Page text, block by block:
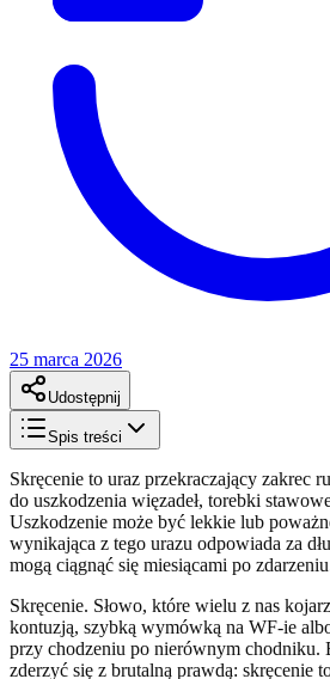
25 marca 2026
Udostępnij
Spis treści
Skręcenie to uraz przekraczający zakreс
do uszkodzenia więzadeł, torebki
Uszkodzenie może być lekkie lub
wynikająca z tego urazu odpowiada za
mogą ciągnąć się miesiącami po
Skręcenie. Słowo, które wielu z nas
kontuzją, szybką wymówką na WF-ie
przy chodzeniu po nierównym chodniku.
zderzyć się z brutalną prawdą: skręcenie